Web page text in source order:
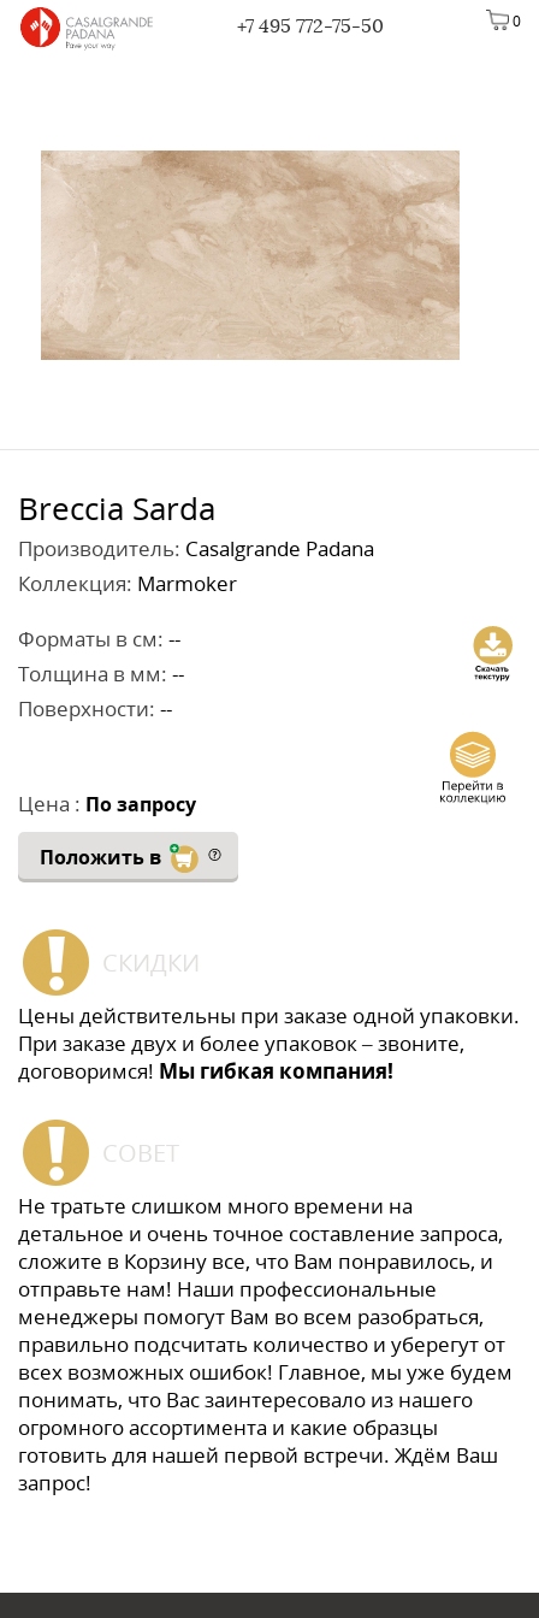
0
+7 495 772-75-50
Breccia Sarda
Производитель: Casalgrande Padana
Коллекция: Marmoker
Форматы в см: --
Толщина в мм: --
Поверхности: --
Цена : По запросу
Положить в
СКИДКИ
Цены действительны при заказе одной упаковки.
При заказе двух и более упаковок – звоните,
договоримся! Мы гибкая компания!
СОВЕТ
Не тратьте слишком много времени на
детальное и очень точное составление запроса,
сложите в Корзину все, что Вам понравилось, и
отправьте нам! Наши профессиональные
менеджеры помогут Вам во всем разобраться,
правильно подсчитать количество и уберегут от
всех возможных ошибок! Главное, мы уже будем
понимать, что Вас заинтересовало из нашего
огромного ассортимента и какие образцы
готовить для нашей первой встречи. Ждём Ваш
запрос!